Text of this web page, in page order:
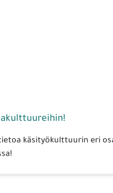
käsityökulttuurin eri